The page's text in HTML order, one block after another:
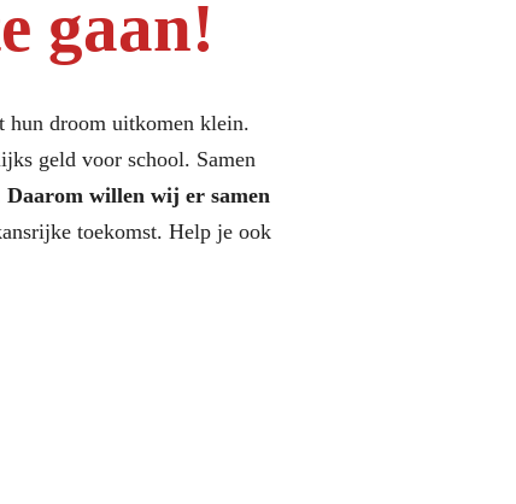
gaan!
hun droom uitkomen klein.
geld voor school. Samen
Daarom willen wij er samen
toekomst. Help je ook